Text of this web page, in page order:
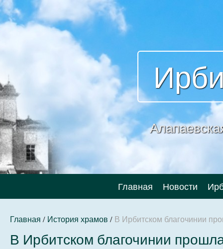
Главная Новости
Главная / История храмов / В Ирбитском благочинии
В Ирбитском благочинии